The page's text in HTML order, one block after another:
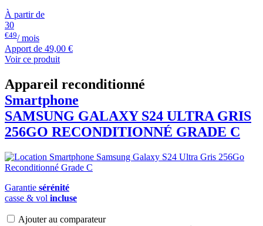
À partir de
30
€49/ mois
Apport de 49,00 €
Voir ce produit
Appareil reconditionné
Smartphone
SAMSUNG GALAXY S24 ULTRA GRIS
256GO RECONDITIONNÉ GRADE C
Garantie sérénité
casse & vol incluse
Ajouter au comparateur